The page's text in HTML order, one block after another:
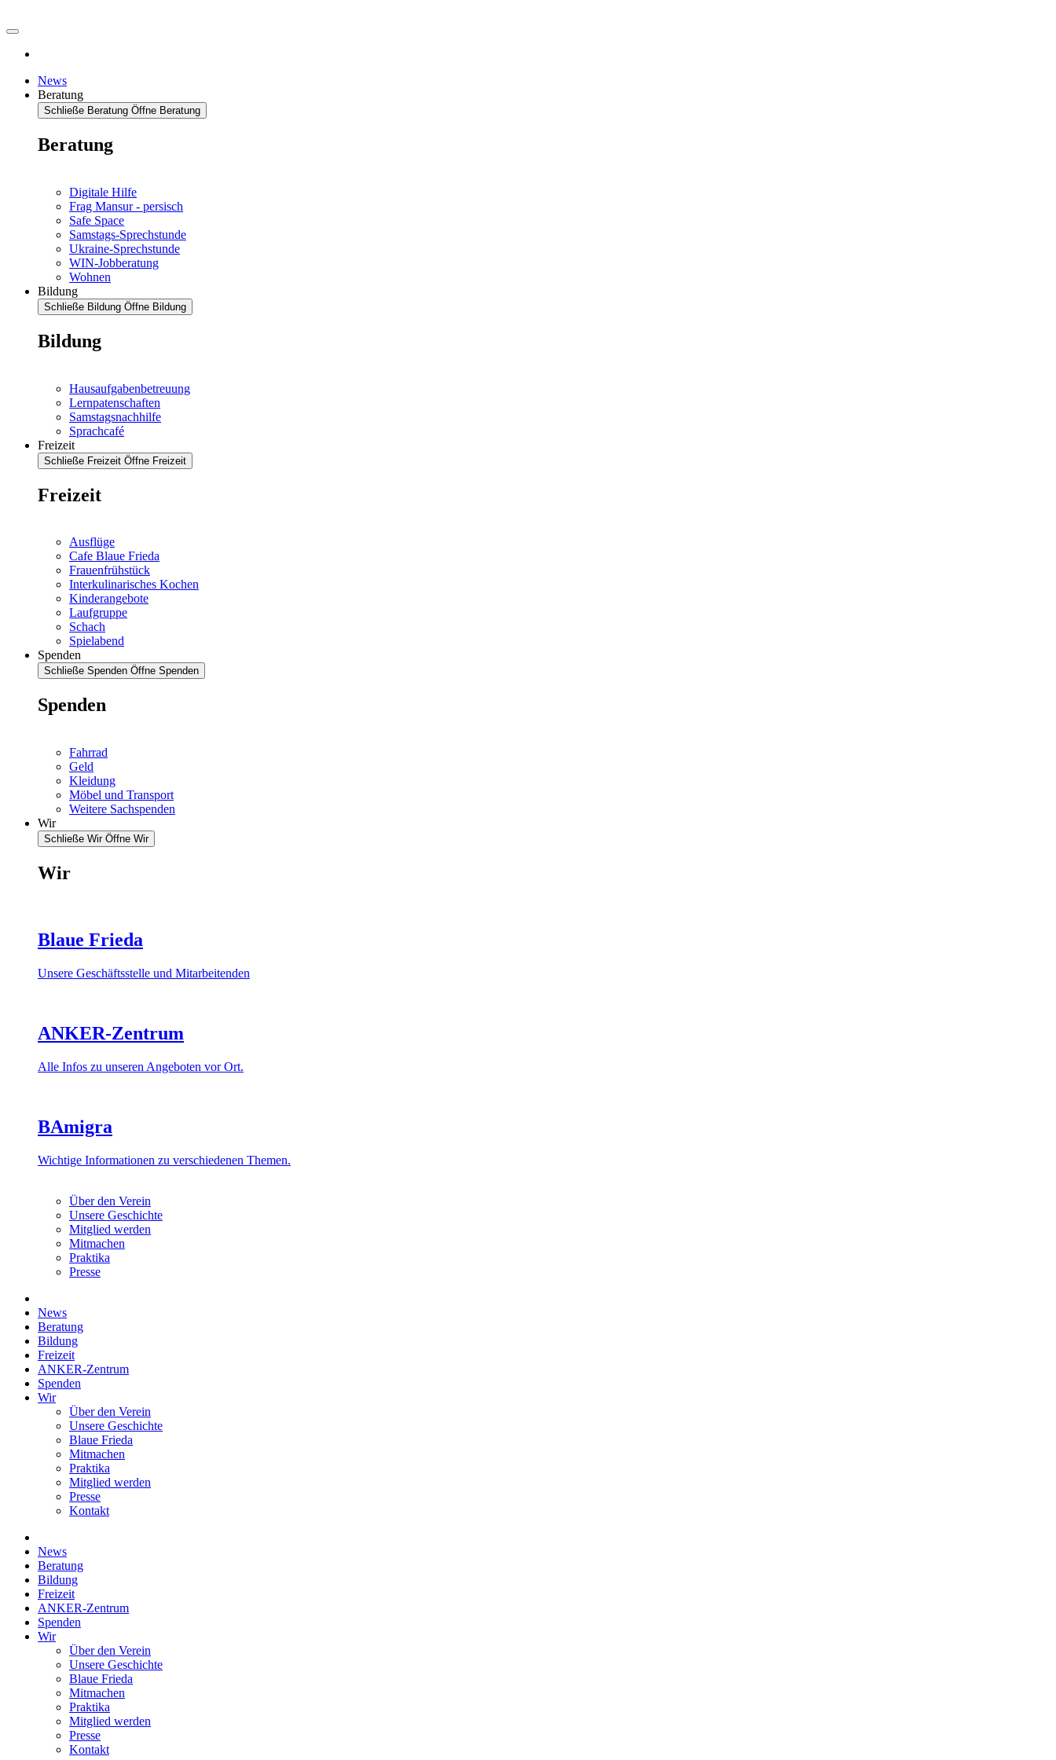
News
Beratung
Schließe Beratung Öffne Beratung
Beratung
Digitale Hilfe
Frag Mansur - persisch
Safe Space
Samstags-Sprechstunde
Ukraine-Sprechstunde
WIN-Jobberatung
Wohnen
Bildung
Schließe Bildung Öffne Bildung
Bildung
Hausaufgabenbetreuung
Lernpatenschaften
Samstagsnachhilfe
Sprachcafé
Freizeit
Schließe Freizeit Öffne Freizeit
Freizeit
Ausflüge
Cafe Blaue Frieda
Frauenfrühstück
Interkulinarisches Kochen
Kinderangebote
Laufgruppe
Schach
Spielabend
Spenden
Schließe Spenden Öffne Spenden
Spenden
Fahrrad
Geld
Kleidung
Möbel und Transport
Weitere Sachspenden
Wir
Schließe Wir Öffne Wir
Wir
Blaue Frieda
Unsere Geschäftsstelle und Mitarbeitenden
ANKER-Zentrum
Alle Infos zu unseren Angeboten vor Ort.
BAmigra
Wichtige Informationen zu verschiedenen Themen.
Über den Verein
Unsere Geschichte
Mitglied werden
Mitmachen
Praktika
Presse
News
Beratung
Bildung
Freizeit
ANKER-Zentrum
Spenden
Wir
Über den Verein
Unsere Geschichte
Blaue Frieda
Mitmachen
Praktika
Mitglied werden
Presse
Kontakt
News
Beratung
Bildung
Freizeit
ANKER-Zentrum
Spenden
Wir
Über den Verein
Unsere Geschichte
Blaue Frieda
Mitmachen
Praktika
Mitglied werden
Presse
Kontakt